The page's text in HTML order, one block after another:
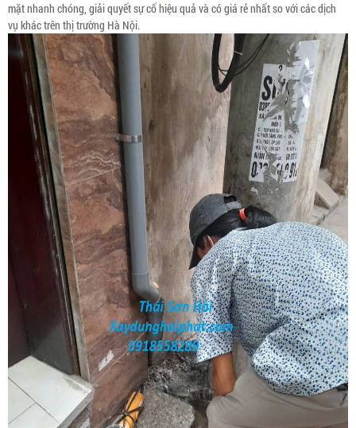
mặt nhanh chóng, giải quyết sự cố hiệu quả và có giá rẻ nhất so với các dịch
vụ khác trên thị trường Hà Nội.